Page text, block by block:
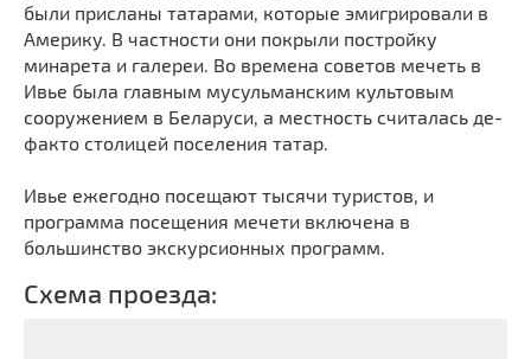
Галереи
Концертные залы
были присланы татарами, которые эмигрировали в
Америку. В частности они покрыли постройку
минарета и галереи. Во времена советов мечеть в
Ивье была главным мусульманским культовым
сооружением в Беларуси, а местность считалась де-
факто столицей поселения татар.
Ивье ежегодно посещают тысячи туристов, и
программа посещения мечети включена в
большинство экскурсионных программ.
Схема проезда: